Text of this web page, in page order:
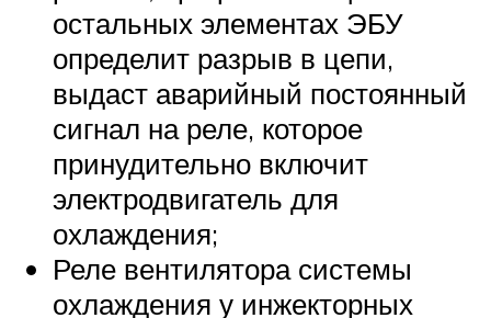
остальных элементах ЭБУ
определит разрыв в цепи,
выдаст аварийный постоянный
сигнал на реле, которое
принудительно включит
электродвигатель для
охлаждения;
Реле вентилятора системы
охлаждения у инжекторных